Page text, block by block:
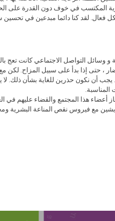
المكتسب في خوف دون القدرة على
فعال. لقد كنا دائما مبدعين في
إذا بدأ على سبيل المزاح. لكن مع
أعضاء هذا المجتمع والقضاء عليهم في
مع فيروس نقص المناعة البشرية